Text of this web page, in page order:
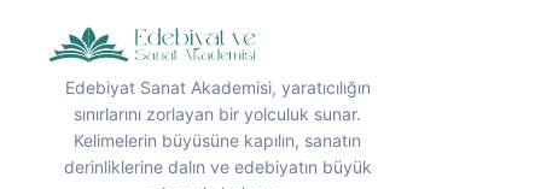
Edebiyat Sanat Akademisi, yaratıcılığın
sınırlarını zorlayan bir yolculuk sunar.
Kelimelerin büyüsüne kapılın, sanatın
derinliklerine dalın ve edebiyatın büyük